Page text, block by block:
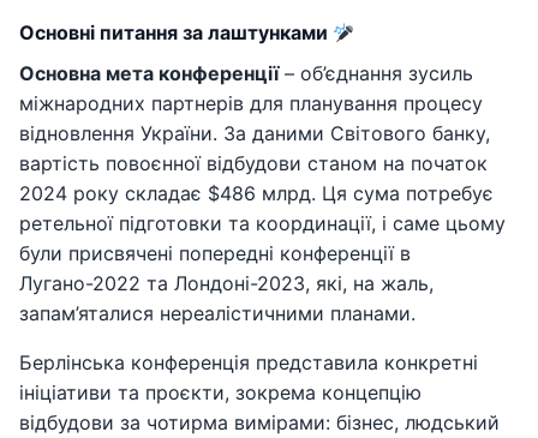
Основні питання за лаштунками
Основна мета конференції– об’єднання зусиль
міжнародних партнерів для планування процесу
відновлення України. За даними Світового банку,
вартість повоєнної відбудови станом на початок
2024 року складає $486 млрд. Ця сума потребує
ретельної підготовки та координації, і саме цьому
були присвячені попередні конференції в
Лугано-2022 та Лондоні-2023, які, на жаль,
запам’яталися нереалістичними планами.
Берлінська конференція представила конкретні
ініціативи та проєкти, зокрема концепцію
відбудови за чотирма вимірами: бізнес, людський